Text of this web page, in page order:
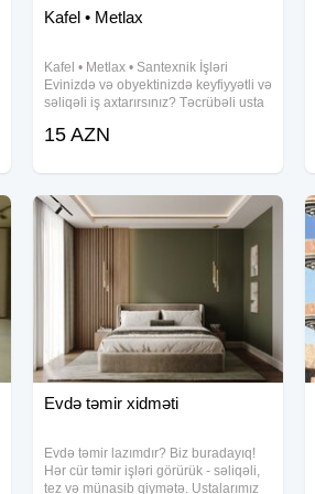
Kafel • Metlax
Kafel • Metlax • Santexnik İşləri
Evinizdə və obyektinizdə keyfiyyətli və
səliqəli iş axtarırsınız? Təcrübəli usta
döşənməsi Hamam, tualet və mətbəx
15 AZN
Evdə təmir xidməti
Evdə təmir lazımdır? Biz buradayıq!
Hər cür təmir işləri görürük - səliqəli,
tez və münasib qiymətə. Ustalarımız